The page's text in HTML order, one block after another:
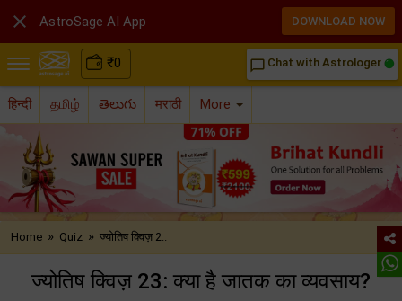
₹0 chat_bubble_outline Chat with Astrologer
हिन्दी தமிழ் తెలుగు मराठी More
Home » Quiz » ज्योतिष क्विज़ 2..
ज्योतिष क्विज़ 23: क्या है जातक का व्यवसाय?
 AstroSage AI App DOWNLOAD NOW